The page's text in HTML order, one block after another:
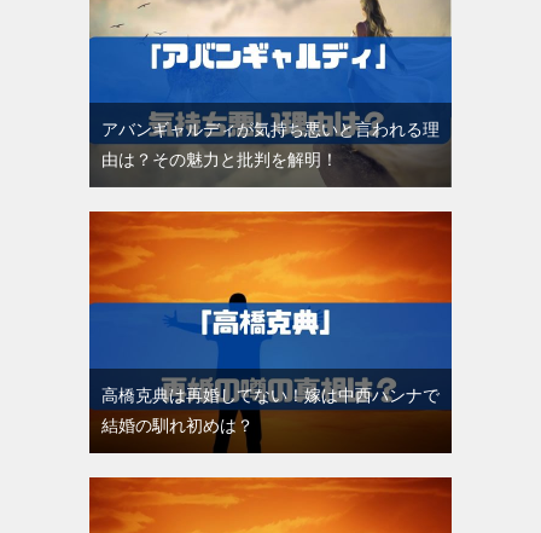
アバンギャルディが気持ち悪いと言われる理
由は？その魅力と批判を解明！
高橋克典は再婚してない！嫁は中西ハンナで
結婚の馴れ初めは？